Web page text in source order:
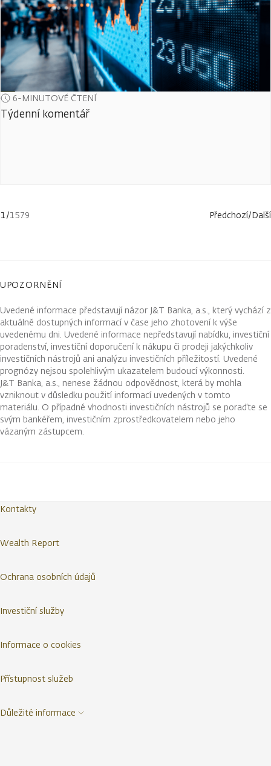
6-MINUTOVÉ ČTENÍ
Týdenní komentář
1/1579 Předchozí/Další
UPOZORNĚNÍ
Uvedené informace představují názor J&T Banka, a.s., který vychází z
aktuálně dostupných informací v čase jeho zhotovení k výše
uvedenému dni. Uvedené informace nepředstavují nabídku, investiční
poradenství, investiční doporučení k nákupu či prodeji jakýchkoliv
investičních nástrojů ani analýzu investičních příležitostí. Uvedené
prognózy nejsou spolehlivým ukazatelem budoucí výkonnosti.
J&T Banka, a.s., nenese žádnou odpovědnost, která by mohla
vzniknout v důsledku použití informací uvedených v tomto
materiálu. O případné vhodnosti investičních nástrojů se poraďte se
svým bankéřem, investičním zprostředkovatelem nebo jeho
vázaným zástupcem.
Kontakty
Wealth Report
Ochrana osobních údajů
Investiční služby
Informace o cookies
Přístupnost služeb
Důležité informace